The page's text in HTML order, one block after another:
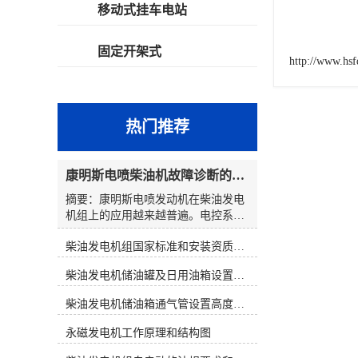
http://
移动式挂车电站
固定开架式
热门推荐
康明斯电喷柴油机故障诊断的解决思路
摘要：康明斯电喷发动机在柴油发电
机组上的应用越来越普遍。电控系统
在提高柴油发电机组性能的同时，也
使发动机的故障诊断变得复杂起来。
码，大多数都能判明故障可能发生的
原因和部位。然而，在对发电机组维
修时，若仅仅靠故障代码寻找故障，
往往会出现判断上的失误。因此，在
对电控发电机组进行维修时应综合分
柴油发电机组国家标准和安装资质要求
柴油发电机储油罐及日用油箱设置要求
柴油发电机储油箱通气管设置高度和做法
永磁发电机工作原理和结构图